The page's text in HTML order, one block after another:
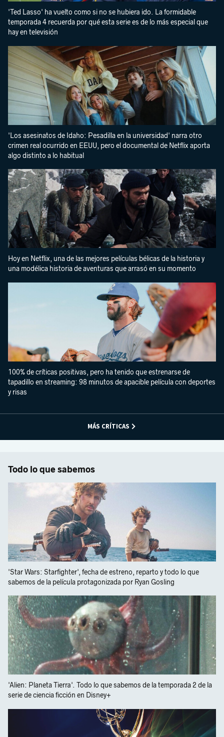
'Ted Lasso' ha vuelto como si no se hubiera ido. La formidable
temporada 4 recuerda por qué esta serie es de lo más especial que
hay en televisión
'Los asesinatos de Idaho: Pesadilla en la universidad' narra otro
crimen real ocurrido en EEUU, pero el documental de Netflix aporta
algo distinto a lo habitual
Hoy en Netflix, una de las mejores películas bélicas de la historia y
una modélica historia de aventuras que arrasó en su momento
100% de críticas positivas, pero ha tenido que estrenarse de
tapadillo en streaming: 98 minutos de apacible película con deportes
y risas
MÁS CRÍTICAS
Todo lo que sabemos
'Star Wars: Starfighter', fecha de estreno, reparto y todo lo que
sabemos de la película protagonizada por Ryan Gosling
'Alien: Planeta Tierra'. Todo lo que sabemos de la temporada 2 de la
serie de ciencia ficción en Disney+